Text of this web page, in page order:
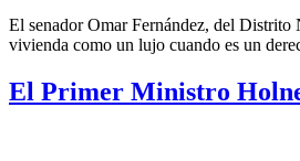
El senador Omar Fernández, del Distrito
vivienda como un lujo cuando es un
El Primer Ministro